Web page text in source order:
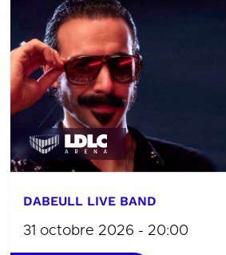
DABEULL LIVE BAND
31 octobre 2026 - 20:00